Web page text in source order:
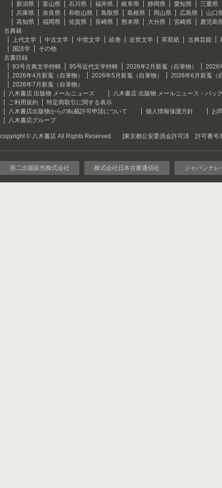
新潟県
富山県 石川県 福井県 岐阜県 静岡県 愛知県
三重県
兵庫県
奈良県 和歌山県 鳥取県 島根県 岡山県 広島県
山口
高知県
福岡県 佐賀県 長崎県 熊本県 大分県 宮崎県
鹿児島
古典籍
上代文学
中古文学 中世文学 絵巻 近世文学 草双紙 古典芸能
国語学
その他
古書目録
93号古典文学特輯
95号近代文学特輯 2026年2月新蒐（自筆物）
2026
2026年4月新蒐（自筆物）
2026年5月新蒐（自筆物）
2026年6月新蒐（
2026年7月新蒐（自筆物）
八木書店 出版物 メールニュース
八木書店 出版物 メールニュース・バッ
ご利用規約
特定商取引に関する表示
八木書店出版物からの転載許可申請について
個人情報保護方針
お
八木書店グループ
copyright © 八木書店 All Rights Reserved. [東京都公安委員会許可済 許可番号
第二出版販売株式会社 株式会社日本古書通信社 ジャパンナレ